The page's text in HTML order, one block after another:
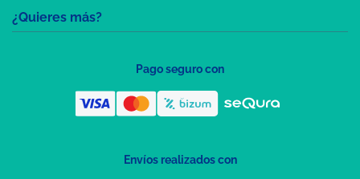
¿Quieres más?
Pago seguro con
Envíos realizados con